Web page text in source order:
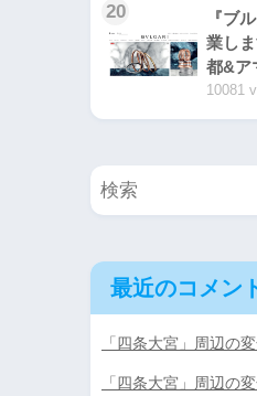
20
『ブ
業し
都&ア
10081
最近のコメン
「四条大宮」周辺の
「四条大宮」周辺の